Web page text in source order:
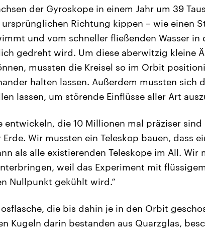
der Gyroskope in einem Jahr um 39
ursprünglichen Richtung kippen – wie einen
und vom schneller fließenden Wasser in
gedreht wird. Um diese aberwitzig kleine
mussten die Kreisel so im Orbit
halten lassen. Außerdem mussten sich
lassen, um störende Einflüsse aller Art
entwickeln, die 10 Millionen mal präziser sind
Wir mussten ein Teleskop bauen, dass
als alle existierenden Teleskope im All. Wir
weil das Experiment mit
Nullpunkt gekühlt wird.“
die bis dahin je in den Orbit
Kugeln darin bestanden aus Quarzglas,